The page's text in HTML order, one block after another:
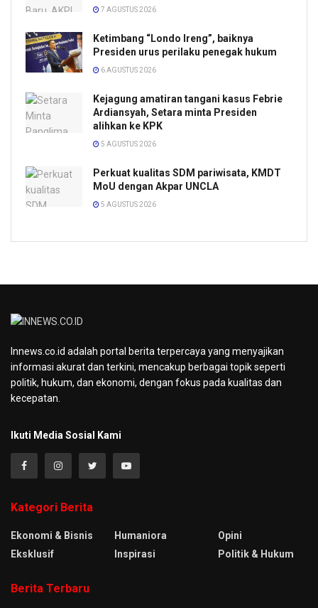
7 AGUSTUS 2026
Ketimbang “Londo Ireng”, baiknya
Presiden urus perilaku penegak hukum
6 AGUSTUS 2026
Kejagung amatiran tangani kasus Febrie
Ardiansyah, Setara minta Presiden
alihkan ke KPK
5 AGUSTUS 2026
Perkuat kualitas SDM pariwisata, KMDT
MoU dengan Akpar UNCLA
5 AGUSTUS 2026
Innews.co.id adalah portal berita terpercaya yang menyajikan
informasi akurat dan terkini, mencakup berbagai topik seperti
politik, hukum, dan ekonomi, dengan fokus pada kualitas dan
kecepatan.
Ikuti Media Sosial Kami
Kategori Berita
Ekonomi & Bisnis
Eksklusif
Humaniora
Inspirasi
Opini
Politik & Hukum
Berita Terbaru